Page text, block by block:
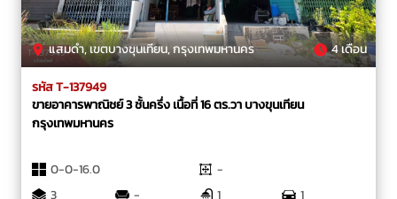
แสมดำ, เขตบางขุนเทียน, กรุงเทพมหานคร 4 เดือน
รหัส T-137949
ขายอาคารพาณิชย์ 3 ชั้นครึ่ง เนื้อที่ 16 ตร.วา บางขุนเทียน
กรุงเทพมหานคร
0-0-16.0
-
3
- 1
1